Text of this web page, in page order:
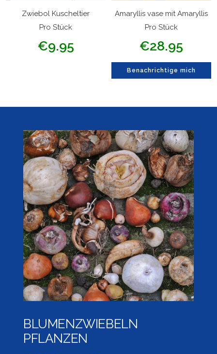
Warenkorb
Zwiebol Kuscheltier
Pro Stück
Angebotspreis
€9.95
Amaryllis vase mit Amaryllis
Pro Stück
Angebotspreis
€28.95
Benachrichtige mich
BLUMENZWIEBELN
PFLANZEN